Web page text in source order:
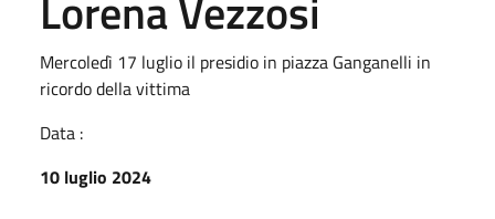
Mercoledì 17 luglio il presidio in piazza Ganganelli in
ricordo della vittima
Data :
10 luglio 2024